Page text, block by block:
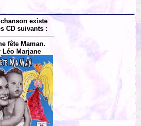
existe
CD suivants :
fête Maman.
Léo Marjane